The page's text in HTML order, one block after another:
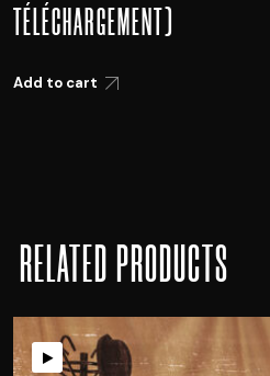
TÉLÉCHARGEMENT)
Add to cart
RELATED PRODUCTS